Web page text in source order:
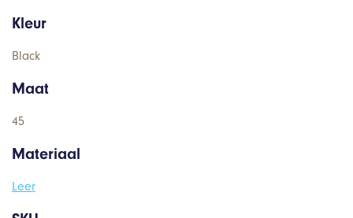
Kleur
Black
Maat
45
Materiaal
Leer